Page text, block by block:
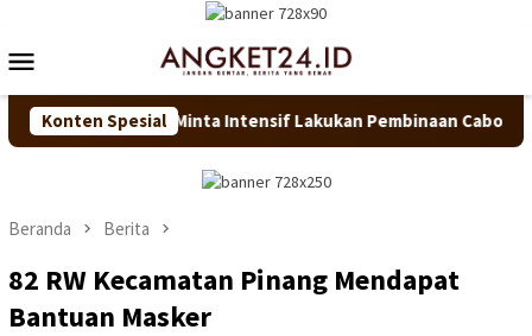
konten
Mobile
Konten Spesial
Minta Intensif Lakukan Pembinaan Cabor
Beranda Berita
82 RW Kecamatan Pinang Mendapat
Bantuan Masker